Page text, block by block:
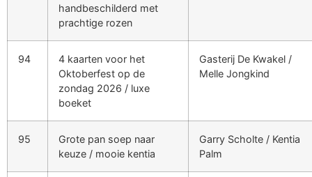
handbeschilderd met
prachtige rozen
94
4 kaarten voor het
Oktoberfest op de
zondag 2026 / luxe
boeket
Gasterij De Kwakel /
Melle Jongkind
95
Grote pan soep naar
keuze / mooie kentia
Garry Scholte / Kentia
Palm